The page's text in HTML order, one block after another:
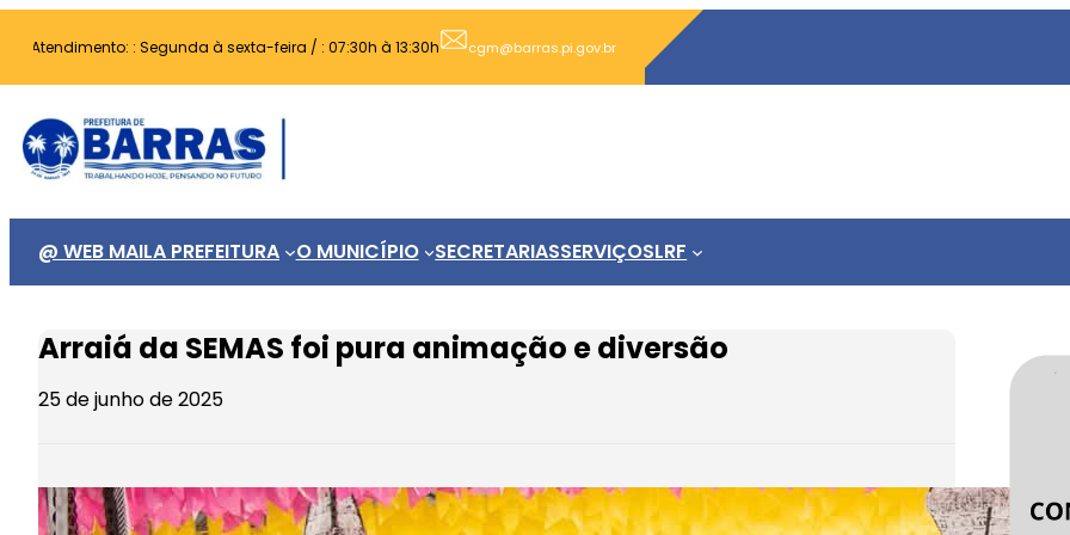
para
o
Atendimento: : Segunda à sexta-feira / : 07:30h à 13:30h cgm@barras.pi.gov.br
@ WEB MAILA PREFEITURA O MUNICÍPIO SECRETARIASSERVIÇOSLRF
Arraiá da SEMAS foi pura animação e diversão
25 de junho de 2025